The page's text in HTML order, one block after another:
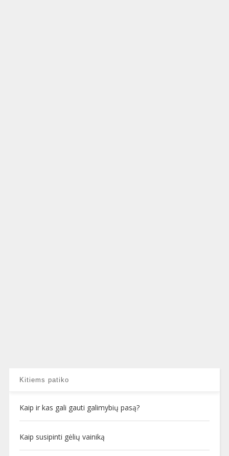
Kitiems patiko
Kaip ir kas gali gauti galimybių pasą?
Kaip susipinti gėlių vainiką